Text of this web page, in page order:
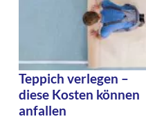
Teppich verlegen –
diese Kosten können
anfallen